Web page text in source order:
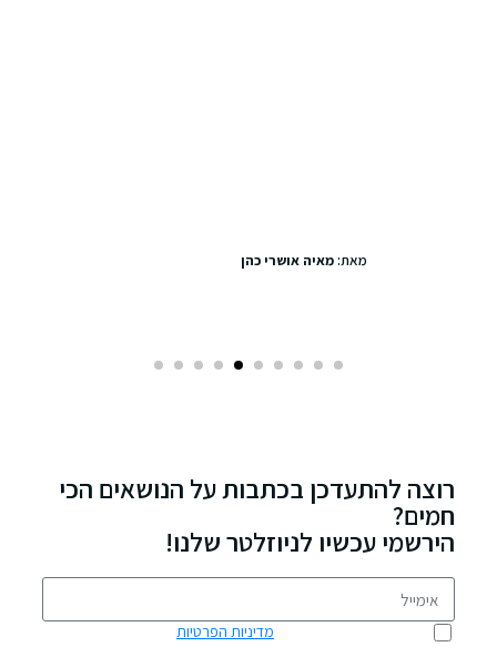
רוצה להתעדכן בכתבות על הנושאים הכי
חמים?
הירשמי עכשיו לניוזלטר שלנו!
מדיניות הפרטיות